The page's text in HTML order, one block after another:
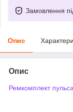
Замовлення
Опис
Опис
Ремкомплект